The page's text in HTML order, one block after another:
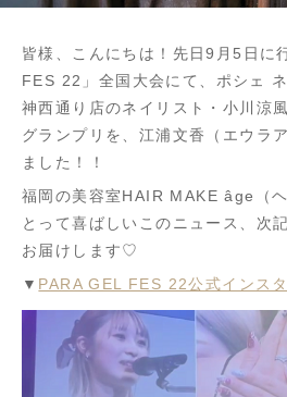
皆様、こんにちは！先日9月5日に
FES 22」全国大会にて、ポシェ
神西通り店のネイリスト・小川涼
グランプリを、江浦文香（エウラ
ました！！
福岡の美容室HAIR MAKE âge（
とって喜ばしいこのニュース、次
お届けします♡
▼ PARA GEL FES 22公式インス